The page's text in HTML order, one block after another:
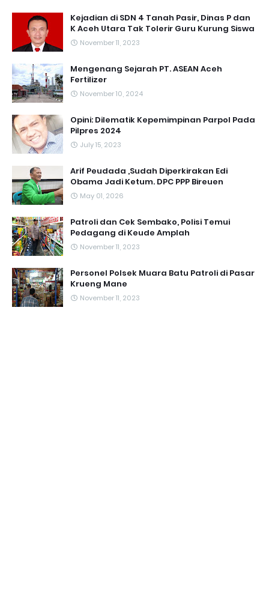
Kejadian di SDN 4 Tanah Pasir, Dinas P dan
K Aceh Utara Tak Tolerir Guru Kurung Siswa
November 11, 2023
Mengenang Sejarah PT. ASEAN Aceh
Fertilizer
November 10, 2024
Opini: Dilematik Kepemimpinan Parpol Pada
Pilpres 2024
July 15, 2023
Arif Peudada ,Sudah Diperkirakan Edi
Obama Jadi Ketum. DPC PPP Bireuen
May 01, 2026
Patroli dan Cek Sembako, Polisi Temui
Pedagang di Keude Amplah
November 11, 2023
Personel Polsek Muara Batu Patroli di Pasar
Krueng Mane
November 11, 2023